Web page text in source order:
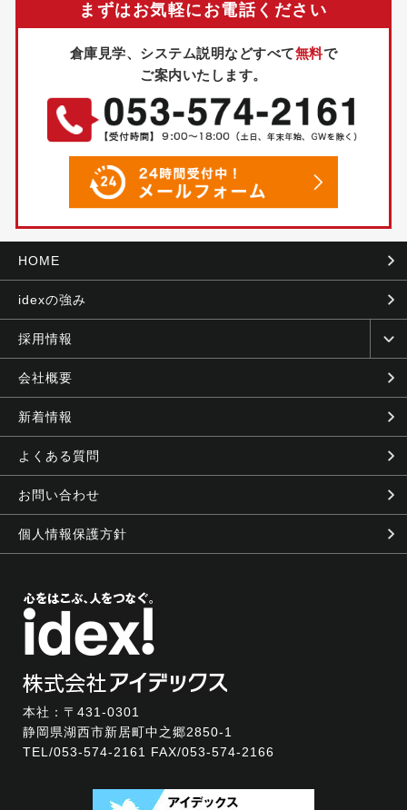
まずはお気軽にお電話ください
倉庫見学、システム説明などすべて無料で
ご案内いたします。
HOME
idexの強み
採用情報
会社概要
新着情報
よくある質問
お問い合わせ
個人情報保護方針
本社：〒431-0301
静岡県湖西市新居町中之郷2850-1
TEL/053-574-2161 FAX/053-574-2166